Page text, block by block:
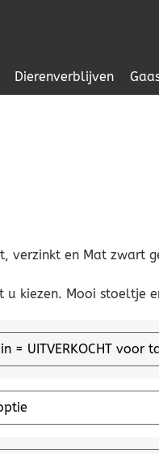
Dierenverblijven
verzinkt en Mat zwart
u kiezen. Mooi stoeltje